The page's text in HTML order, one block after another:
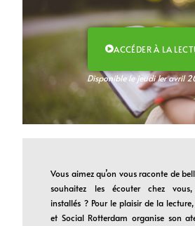
ACCÉDER À LA
Disponible le jeudi 1er avril
Vous aimez qu’on vous raconte de
souhaitez les écouter chez vous,
installés ? Pour le plaisir de la
et Social Rotterdam organise son